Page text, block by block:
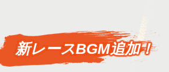
新レースBGM追加！